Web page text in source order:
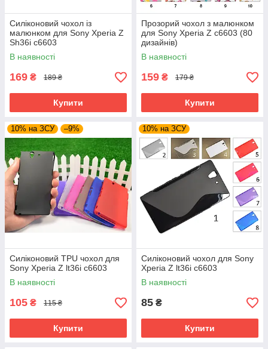
Силіконовий чохол із
малюнком для Sony Xperia Z
Sh36i c6603
В наявності
169 ₴ 189 ₴
Купити
Прозорий чохол з малюнком
для Sony Xperia Z c6603 (80
дизайнів)
В наявності
159 ₴ 179 ₴
Купити
10% на ЗСУ –9%
Силіконовий TPU чохол для
Sony Xperia Z lt36i c6603
В наявності
105 ₴ 115 ₴
Купити
10% на ЗСУ
Силіконовий чохол для Sony
Xperia Z lt36i c6603
В наявності
85 ₴
Купити